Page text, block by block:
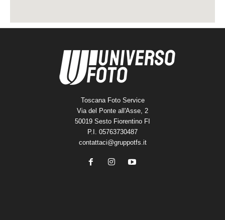
Toscana Foto Service
Via del Ponte all'Asse, 2
50019 Sesto Fiorentino FI
P.I. 05763730487
contattaci@gruppotfs.it